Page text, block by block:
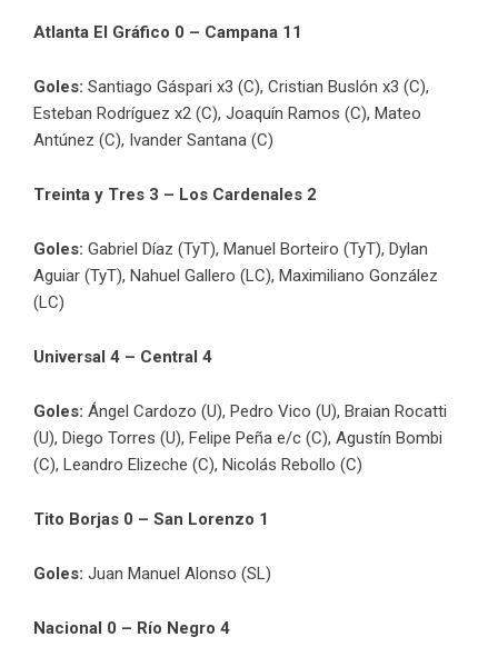
Atlanta El Gráfico 0 – Campana 11
Goles: Santiago Gáspari x3 (C), Cristian Buslón x3 (C),
Esteban Rodríguez x2 (C), Joaquín Ramos (C), Mateo
Antúnez (C), Ivander Santana (C)
Treinta y Tres 3 – Los Cardenales 2
Goles: Gabriel Díaz (TyT), Manuel Borteiro (TyT), Dylan
Aguiar (TyT), Nahuel Gallero (LC), Maximiliano González
(LC)
Universal 4 – Central 4
Goles: Ángel Cardozo (U), Pedro Vico (U), Braian Rocatti
(U), Diego Torres (U), Felipe Peña e/c (C), Agustín Bombi
(C), Leandro Elizeche (C), Nicolás Rebollo (C)
Tito Borjas 0 – San Lorenzo 1
Goles: Juan Manuel Alonso (SL)
Nacional 0 – Río Negro 4